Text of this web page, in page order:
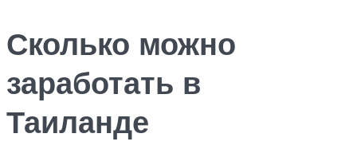
Сколько можно
заработать в
Таиланде